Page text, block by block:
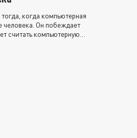
когда компьютерная
человека. Он побеждает
считать компьютерную